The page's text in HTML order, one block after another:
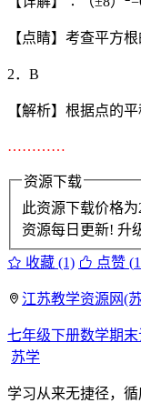
【点睛】考查平方
2．B
【解析】根据点的
…………
资源下载
此资源下载价格为
资源每日更新! 升
收藏 (1) 点赞 (1
江苏教学资源网(
七年级下册数学期
苏学
学习从来无捷径，